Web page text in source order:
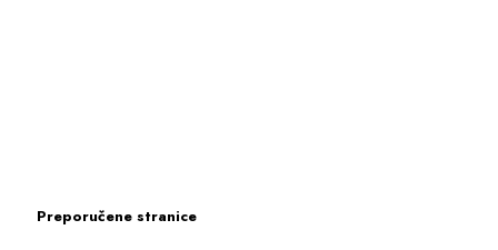
Preporučene stranice